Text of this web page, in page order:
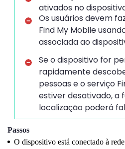
ativados no
Os usuários devem
Find My Mobile
associada ao
Se o dispositivo for
rapidamente
pessoas e o serviço
estiver desativado, a
localização poderá
Passos
O dispositivo está conectado à